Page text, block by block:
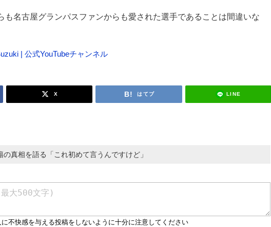
も名古屋グランパスファンからも愛された選手であることは間違いな
| 公式YouTubeチャンネル
X はてブ LINE
真相を語る「これ初めて言うんですけど」